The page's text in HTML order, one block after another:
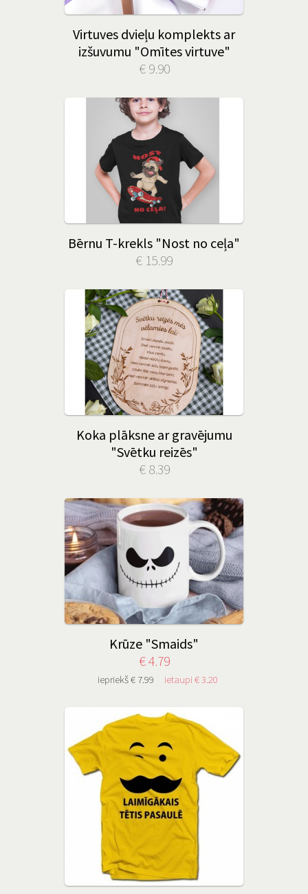
Virtuves dvieļu komplekts ar
izšuvumu "Omītes virtuve"
€ 9.90
Bērnu T-krekls "Nost no ceļa"
€ 15.99
Koka plāksne ar gravējumu
"Svētku reizēs"
€ 8.39
Krūze "Smaids"
€ 4.79
iepriekš € 7.99 ietaupi € 3.20